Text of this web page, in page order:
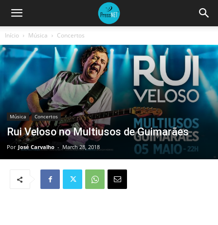
Início Música Concertos
Música Concertos
Rui Veloso no Multiusos de Guimarães
Por José Carvalho - March 28, 2018